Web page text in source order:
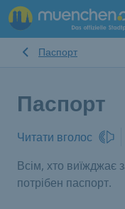
Паспорт
Паспорт
Читати вголос
Всім, хто виїжджає
потрібен паспорт.